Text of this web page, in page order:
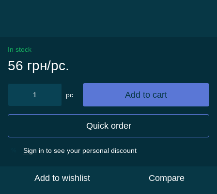
In stock
56 грн/pc.
pc. Add to cart
Quick order
Sign in to see your personal discount
Add to wishlist Compare